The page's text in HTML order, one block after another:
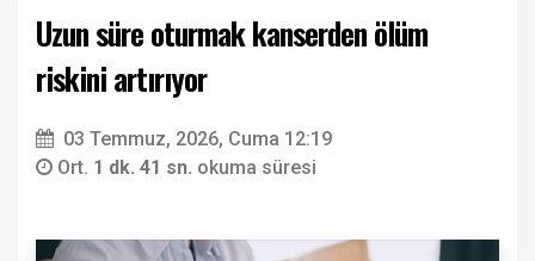
Uzun süre oturmak kanserden ölüm
riskini artırıyor
03 Temmuz, 2026, Cuma 12:19
Ort. 1 dk. 41 sn. okuma süresi